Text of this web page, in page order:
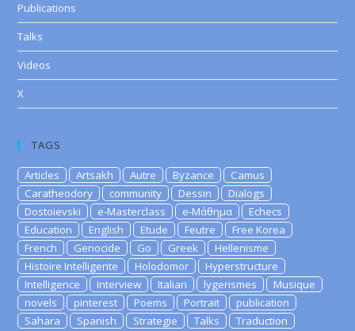
Publications
Talks
Videos
X
TAGS
Articles Artsakh Autre Byzance
Camus
Caratheodory
community Dessin
Dialogs
Dostoievski
e-Masterclass e-Μάθημα
Echecs
Education
English Etude Feutre
Free Korea
French
Genocide Go Greek
Hellenisme
Histoire Intelligente
Holodomor
Hyperstructure
Intelligence
Interview Italian lygerismes
Musique
novels
pinterest Poems Portrait
publication
Sahara
Spanish Strategie Talks
Traduction